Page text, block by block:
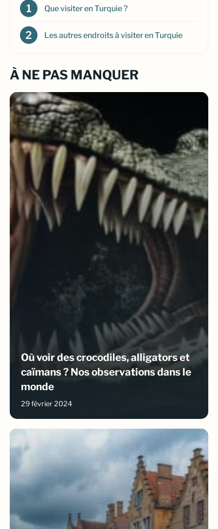
Que visiter en Turquie ?
Les autres endroits à visiter en Turquie
À NE PAS MANQUER
Où voir des crocodiles, alligators et
caïmans ? Nos observations dans le
monde
29 février 2024